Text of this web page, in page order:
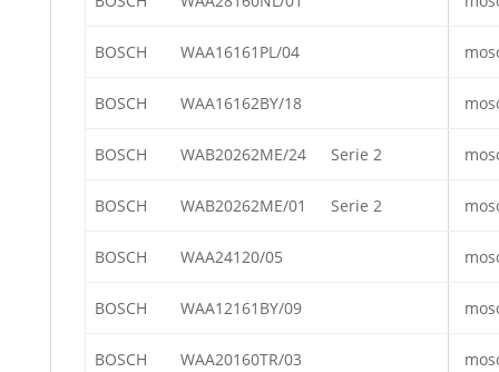
BOSCH WAA16161PL/04
BOSCH WAA16162BY/18
BOSCH WAB20262ME/24 Serie 2
BOSCH WAB20262ME/01 Serie 2
BOSCH WAA24120/05
BOSCH WAA12161BY/09
BOSCH WAA20160TR/03